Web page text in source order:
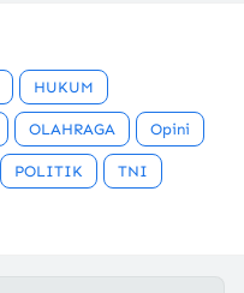
HUKUM
OLAHRAGA Opini
POLITIK TNI